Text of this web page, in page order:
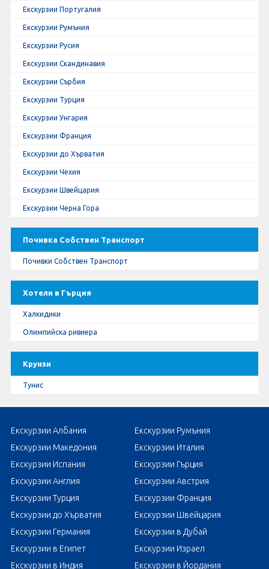
Екскурзии Португалия
Екскурзии Румъния
Екскурзии Русия
Екскурзии Скандинавия
Екскурзии Сърбия
Екскурзии Турция
Екскурзии Унгария
Екскурзии Франция
Екскурзии до Хърватия
Екскурзии Чехия
Екскурзии Швейцария
Екскурзии Черна Гора
Почивка Собствен Транспорт
Почивки Собствен Транспорт
Хотели в Гърция
Халкидики
Олимпийска ривиера
Круизи
Тунис
Екскурзии Албания
Екскурзии Румъния
Екскурзии Македония
Екскурзии Италия
Екскурзии Испания
Екскурзии Гърция
Екскурзии Англия
Екскурзии Австрия
Екскурзии Турция
Екскурзии Франция
Екскурзии до Хърватия
Екскурзии Швейцария
Екскурзии Германия
Екскурзии в Дубай
Екскурзии в Египет
Екскурзии Израел
Екскурзии в Индия
Екскурзии в Йордания